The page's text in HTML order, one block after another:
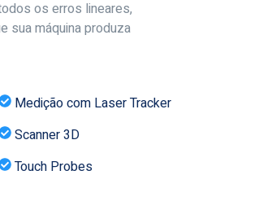
os erros lineares,
sua máquina produza
Medição com Laser Tracker
Scanner 3D
Touch Probes